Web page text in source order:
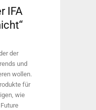
IFA
der
und
wollen.
für
wie